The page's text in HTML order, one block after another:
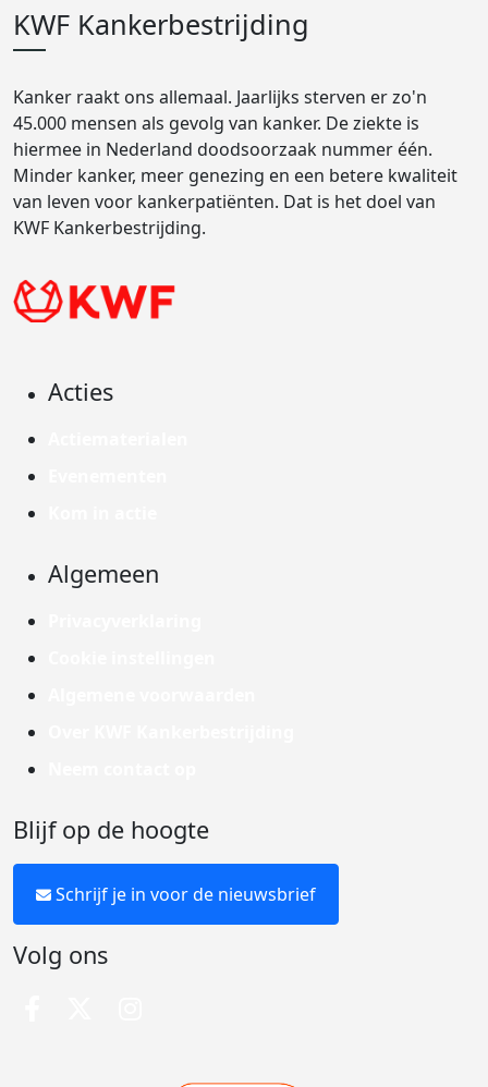
KWF Kankerbestrijding
Kanker raakt ons allemaal. Jaarlijks sterven er zo'n
45.000 mensen als gevolg van kanker. De ziekte is
hiermee in Nederland doodsoorzaak nummer één.
Minder kanker, meer genezing en een betere kwaliteit
van leven voor kankerpatiënten. Dat is het doel van
KWF Kankerbestrijding.
Acties
Algemeen
Blijf op de hoogte
Schrijf je in voor de nieuwsbrief
Volg ons